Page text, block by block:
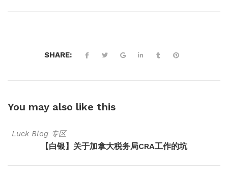
SHARE:
You may also like this
Luck Blog 专区
【白银】关于加拿大税务局CRA工作的坑